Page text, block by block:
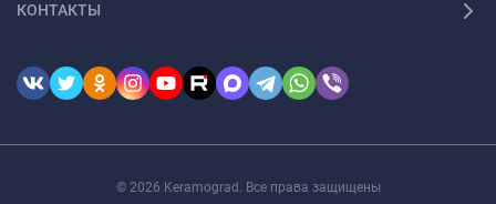
КОНТАКТЫ
© 2026 Keramograd. Все права защищены